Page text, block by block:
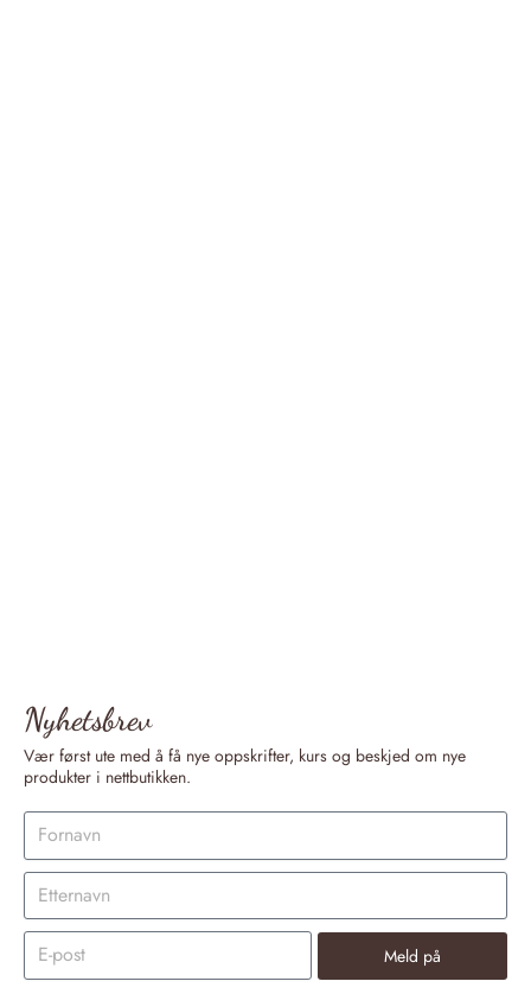
Nyhetsbrev
Vær først ute med å få nye oppskrifter, kurs og beskjed om nye
produkter i nettbutikken.
Meld på